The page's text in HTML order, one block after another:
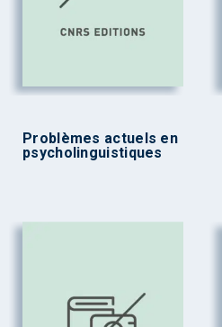
Problèmes actuels en
psycholinguistiques